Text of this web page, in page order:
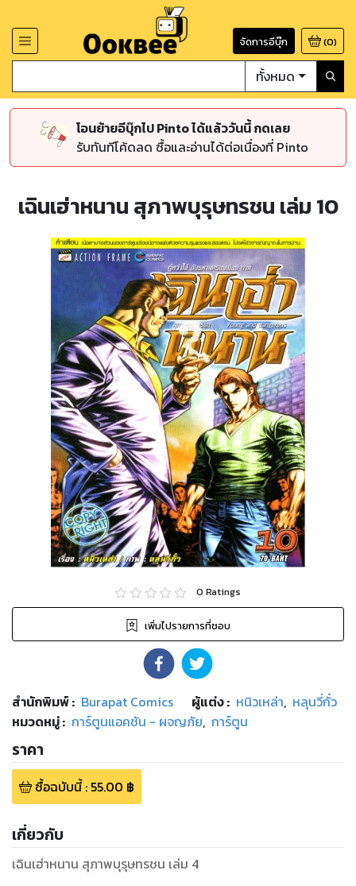
จัดการอีบุ๊ก (0)
ทั้งหมด
โอนย้ายอีบุ๊กไป Pinto ได้แล้ววันนี้ กดเลย
รับทันทีโค้ดลด ซื้อและอ่านได้ต่อเนื่องที่ Pinto
เฉินเฮ่าหนาน สุภาพบุรุษทรชน เล่ม 10
0 Ratings
เพิ่มไปรายการที่ชอบ
สำนักพิมพ์: Burapat Comics ผู้แต่ง : หนิวเหล่า, หลุนวี่กั๋ว
หมวดหมู่: การ์ตูนแอคชัน - ผจญภัย, การ์ตูน
ราคา
ซื้อฉบับนี้: 55.00 ฿
เกี่ยวกับ
เฉินเฮ่าหนาน สุภาพบุรุษทรชน เล่ม 4